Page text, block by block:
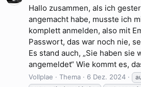
Hallo zusammen, als ich
angemacht habe, musste ich
komplett anmelden, also mit
Passwort, das war noch nie,
Es stand auch, „Sie haben sie
angemeldet“ Wie kommt es,
Vollplae Thema 6 Dez. 2024